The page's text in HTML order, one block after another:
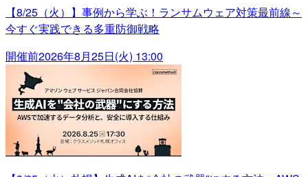
【8/25（火）】事例から学ぶ！ランサムウェア対策最前線～
今すぐ実践できる多重防御戦略
開催前2026年8月25日(火) 13:00